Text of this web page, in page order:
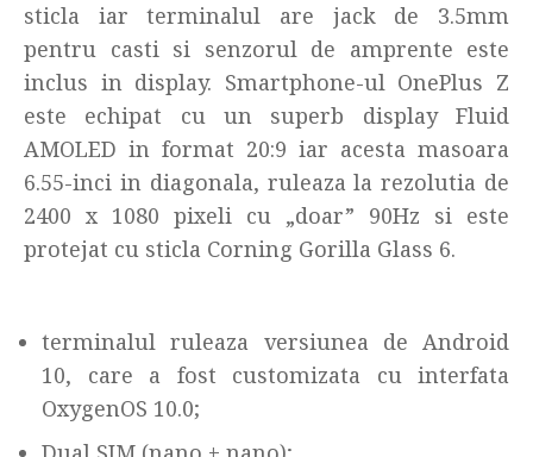
sticla iar terminalul are jack de 3.5mm
pentru casti si senzorul de amprente este
inclus in display. Smartphone-ul OnePlus Z
este echipat cu un superb display Fluid
AMOLED in format 20:9 iar acesta masoara
6.55-inci in diagonala, ruleaza la rezolutia de
2400 x 1080 pixeli cu „doar” 90Hz si este
protejat cu sticla Corning Gorilla Glass 6.
terminalul ruleaza versiunea de Android
10, care a fost customizata cu interfata
OxygenOS 10.0;